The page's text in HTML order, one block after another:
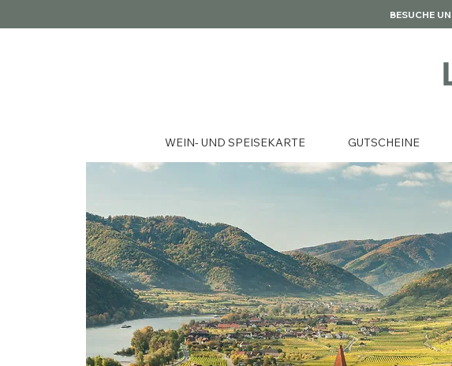
BESUCHE
WEIN- UND SPEISEKARTE GUTSCHEINE